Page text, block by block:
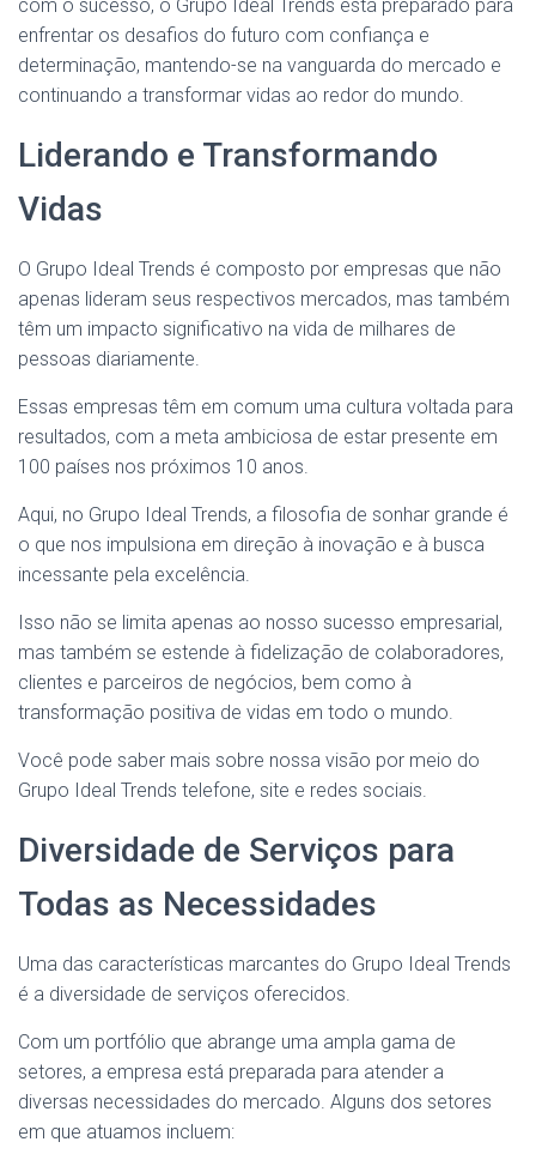
com o sucesso, o Grupo Ideal Trends está preparado para
enfrentar os desafios do futuro com confiança e
determinação, mantendo-se na vanguarda do mercado e
continuando a transformar vidas ao redor do mundo.
Liderando e Transformando
Vidas
O Grupo Ideal Trends é composto por empresas que não
apenas lideram seus respectivos mercados, mas também
têm um impacto significativo na vida de milhares de
pessoas diariamente.
Essas empresas têm em comum uma cultura voltada para
resultados, com a meta ambiciosa de estar presente em
100 países nos próximos 10 anos.
Aqui, no Grupo Ideal Trends, a filosofia de sonhar grande é
o que nos impulsiona em direção à inovação e à busca
incessante pela excelência.
Isso não se limita apenas ao nosso sucesso empresarial,
mas também se estende à fidelização de colaboradores,
clientes e parceiros de negócios, bem como à
transformação positiva de vidas em todo o mundo.
Você pode saber mais sobre nossa visão por meio do
Grupo Ideal Trends telefone, site e redes sociais.
Diversidade de Serviços para
Todas as Necessidades
Uma das características marcantes do Grupo Ideal Trends
é a diversidade de serviços oferecidos.
Com um portfólio que abrange uma ampla gama de
setores, a empresa está preparada para atender a
diversas necessidades do mercado. Alguns dos setores
em que atuamos incluem: